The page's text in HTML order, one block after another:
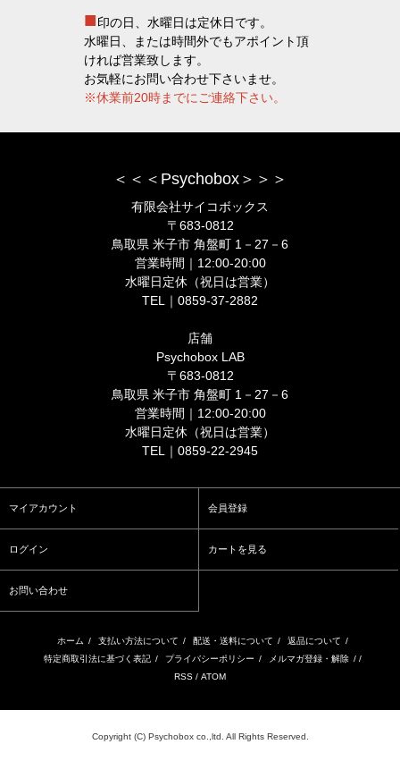
■印の日、水曜日は定休日です。
水曜日、または時間外でもアポイント頂
ければ営業致します。
お気軽にお問い合わせ下さいませ。
※休業前20時までにご連絡下さい。
＜＜＜Psychobox＞＞＞
有限会社サイコボックス
〒683-0812
鳥取県 米子市 角盤町 1－27－6
営業時間｜12:00-20:00
水曜日定休（祝日は営業）
TEL｜0859-37-2882
店舗
Psychobox LAB
〒683-0812
鳥取県 米子市 角盤町 1－27－6
営業時間｜12:00-20:00
水曜日定休（祝日は営業）
TEL｜0859-22-2945
マイアカウント 会員登録
ログイン カートを見る
お問い合わせ
ホーム / 支払い方法について / 配送・送料について / 返品について /
特定商取引法に基づく表記 / プライバシーポリシー / メルマガ登録・解除 / /
RSS / ATOM
Copyright (C) Psychobox co.,ltd. All Rights Reserved.